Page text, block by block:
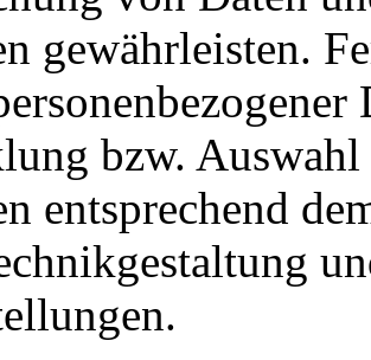
gewährleisten.
bzw.
entsprechend